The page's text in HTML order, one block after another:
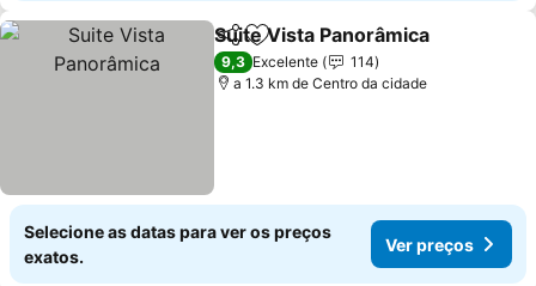
PartilharAdicionar aos favoritos
Suite Vista Panorâmica
9,3 Excelente
114
a 1.3 km de Centro da cidade
Selecione as datas para ver os preços
exatos.
Ver preços